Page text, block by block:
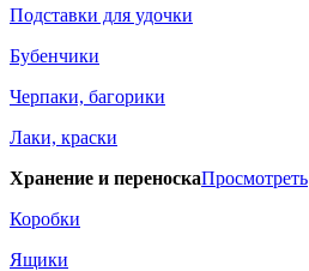
Подставки для удочки
Бубенчики
Черпаки, багорики
Лаки, краски
Хранение и переноскаПросмотреть
Коробки
Ящики